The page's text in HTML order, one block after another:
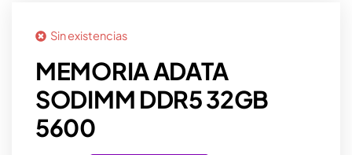
Sin existencias
MEMORIA ADATA
SODIMM DDR5 32GB
5600